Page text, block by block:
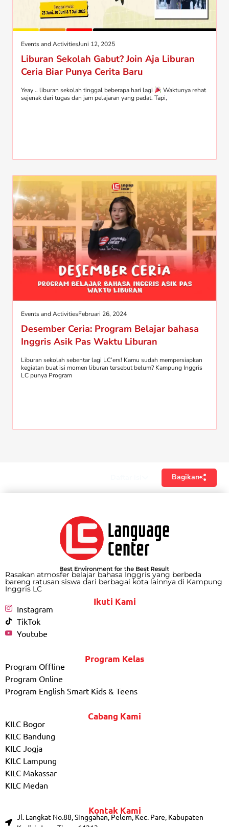
Events and ActivitiesJuni 12, 2025
Liburan Sekolah Gabut? Join Aja Liburan
Ceria Biar Punya Cerita Baru
Yeay .. liburan sekolah tinggal beberapa hari lagi
Waktunya rehat
sejenak dari tugas dan jam pelajaran yang padat. Tapi,
Events and ActivitiesFebruari 26, 2024
Desember Ceria: Program Belajar bahasa
Inggris Asik Pas Waktu Liburan
Liburan sekolah sebentar lagi LC’ers! Kamu sudah mempersiapkan
kegiatan buat isi momen liburan tersebut belum? Kampung Inggris
LC punya Program
Bagikan
Rasakan atmosfer belajar bahasa Inggris yang berbeda
bareng ratusan siswa dari berbagai kota lainnya di Kampung
Inggris LC
Ikuti Kami
Instagram
TikTok
Youtube
Program Kelas
Program Offline
Program Online
Program English Smart Kids & Teens
Cabang Kami
KILC Bogor
KILC Bandung
KILC Jogja
KILC Lampung
KILC Makassar
KILC Medan
Kontak Kami
Jl. Langkat No.88, Singgahan, Pelem, Kec. Pare, Kabupaten